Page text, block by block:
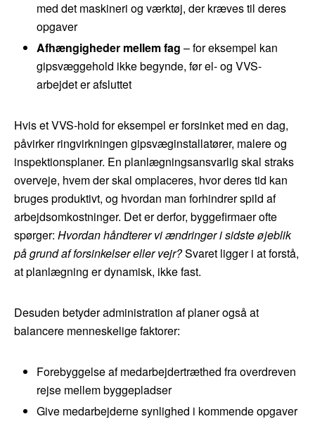
med det maskineri og værktøj, der kræves til deres
opgaver
Afhængigheder mellem fag – for eksempel kan
gipsvæggehold ikke begynde, før el- og VVS-
arbejdet er afsluttet
Hvis et VVS-hold for eksempel er forsinket med en dag,
påvirker ringvirkningen gipsvæginstallatører, malere og
inspektionsplaner. En planlægningsansvarlig skal straks
overveje, hvem der skal omplaceres, hvor deres tid kan
bruges produktivt, og hvordan man forhindrer spild af
arbejdsomkostninger. Det er derfor, byggefirmaer ofte
spørger: Hvordan håndterer vi ændringer i sidste øjeblik
på grund af forsinkelser eller vejr?Svaret ligger i at forstå,
at planlægning er dynamisk, ikke fast.
Desuden betyder administration af planer også at
balancere menneskelige faktorer:
Forebyggelse af medarbejdertræthed fra overdreven
rejse mellem byggepladser
Give medarbejderne synlighed i kommende opgaver